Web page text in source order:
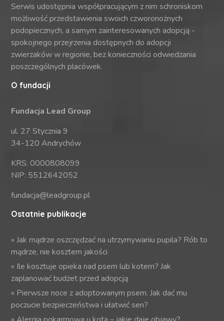
Serwis udostępnia współpracującym z nim schroniskom
możliwość przedstawienia swoich czworonożnych
podopiecznych, a samym zainteresowanych adopcją -
spokojnego przejrzenia dostępnych do adopcji
zwierzaków w regionie, bez konieczności odwiedzania
poszczególnych placówek.
O fundacji
Fundacja Lead Group
ul. 27 Stycznia 9
34-120 Andrychów
KRS: 0000808099
NIP: 5512642052
fundacja@leadgroup.pl
Ostatnie publikacje
»Jak mądrze oszczędzać na utrzymywaniu pupila? Rób to
mądrze, nie kosztem jakości
» Ile kosztuje opieka nad psem lub kotem? Jak
zaplanować budżet przed adopcją
» Pierwsze noce z adoptowanym psem. Jak dać mu
poczucie bezpieczeństwa i ułatwić sen?